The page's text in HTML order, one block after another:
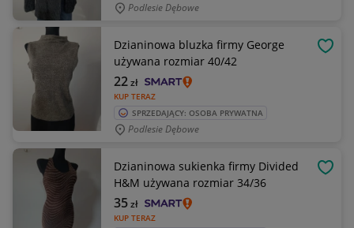
Podlesie Dębowe
Dzianinowa bluzka firmy George
używana rozmiar 40/42
KUP TERAZ
22zł
SPRZEDAJĄCY: OSOBA PRYWATNA
Podlesie Dębowe
Dzianinowa sukienka firmy Divided
H&M używana rozmiar 34/36
KUP TERAZ
35zł